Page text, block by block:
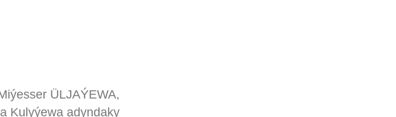
ÜLJAÝEWA,
Kulyýewa adyndaky